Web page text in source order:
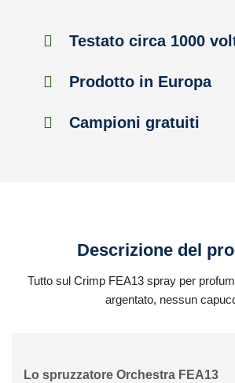
Testato circa 1000
Prodotto in Europa
Campioni gratuiti
Descrizione del
Tutto sul Crimp FEA13 spray per
argentato, nessun
Lo spruzzatore Orchestra FEA13